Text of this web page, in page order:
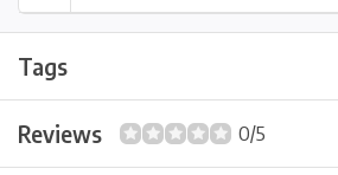
Tags
Reviews 0/5